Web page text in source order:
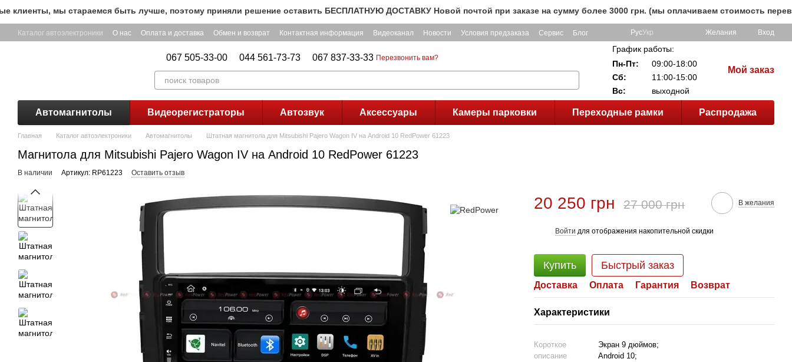
Перейти к основному контенту
мы стараемся быть лучше, поэтому приняли решение оставить БЕСПЛАТНУЮ ДОСТАВКУ Новой почтой при заказе на сумму более 3000 грн. (мы оплачиваем стоимость
Каталог автоэлектроники О нас Оплата и доставка Обмен и возврат Контактная информация Видеоканал Новости Условия предзаказа Сервис Блог РусУкр Желания Вход
067 505-33-00 044 561-73-73 067 837-33-33 Перезвонить вам?
График работы:
Пн-Пт:
09:00-18:00
Сб:
11:00-15:00
Вс:
выходной
Мой заказ
Автомагнитолы Видеорегистраторы Автозвук Аксессуары Камеры парковки Переходные рамки Распродажа
Главная Каталог автоэлектроники Автомагнитолы Штатная магнитола для Mitsubishi Pajero Wagon IV на Android 10 RedPower 61223
Магнитола для Mitsubishi Pajero Wagon IV на Android 10 RedPower 61223
В наличии Артикул: RP61223 Оставить отзыв
20 250 грн 27 000 грн В желания
Войти для отображения накопительной скидки
Купить Быстрый заказ
Доставка Оплата Гарантия Возврат
Характеристики
Короткое
описание
Экран 9 дюймов;
Android 10;